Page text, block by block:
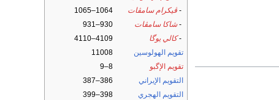
- ڤيكرام سامڤات
1064–1065
-شاكا سامڤات
930–931
-كالي يوگا
4109–4110
تقويم الهولوسين
11008
تقويم الإگبو
8–9
التقويم الإيراني
386–387
التقويم الهجري
398–399